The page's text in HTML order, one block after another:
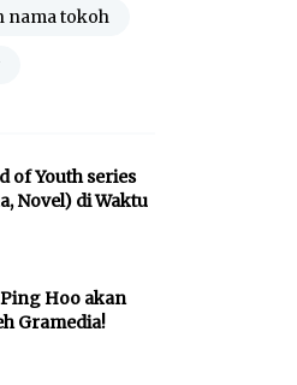
nama tokoh
of Youth series
Novel) di Waktu
Hoo akan
Gramedia!